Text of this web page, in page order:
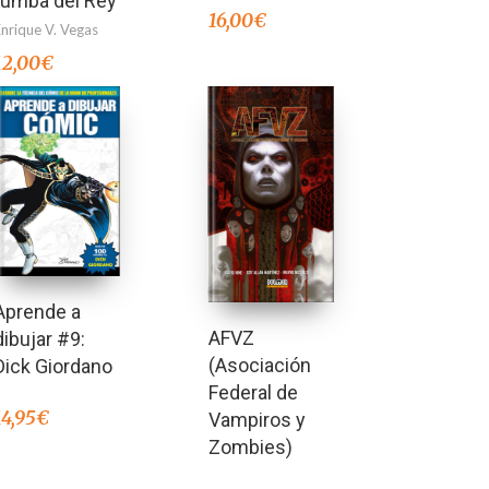
V. Vegas
€
16,00€
a
#9:
Giordano
€
AFVZ
(Asociación
Federal de
Vampiros y
Zombies)